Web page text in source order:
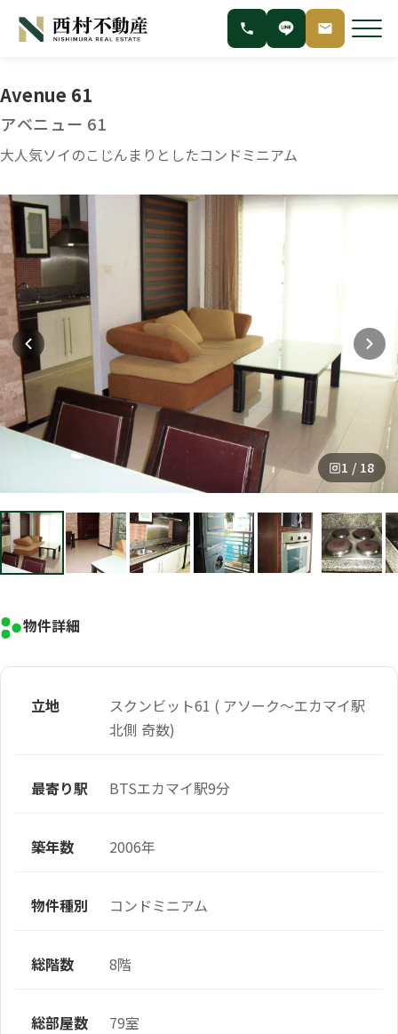
Avenue 61
アベニュー 61
大人気ソイのこじんまりとしたコンドミニアム
1 / 18
物件詳細
立地
スクンビット61 ( アソーク～エカマイ駅
北側 奇数)
最寄り駅 BTSエカマイ駅9分
築年数 2006年
物件種別 コンドミニアム
総階数 8階
総部屋数 79室